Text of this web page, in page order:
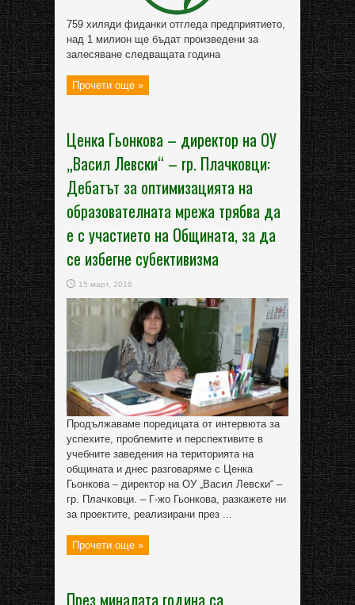
759 хиляди фиданки отгледа предприятието,
над 1 милион ще бъдат произведени за
залесяване следващата година
Прочети още »
Ценка Гьонкова – директор на ОУ
„Васил Левски“ – гр. Плачковци:
Дебатът за оптимизацията на
образователната мрежа трябва да
е с участието на Общината, за да
се избегне субективизма
15 март, 2016
Продължаваме поредицата от интервюта за
успехите, проблемите и перспективите в
учебните заведения на територията на
общината и днес разговаряме с Ценка
Гьонкова – директор на ОУ „Васил Левски“ –
гр. Плачковци. – Г-жо Гьонкова, разкажете ни
за проектите, реализирани през ...
Прочети още »
През миналата година са